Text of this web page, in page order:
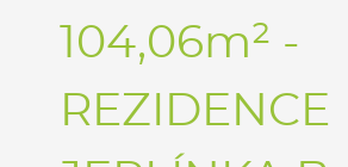
104,06m² -
REZIDENCE